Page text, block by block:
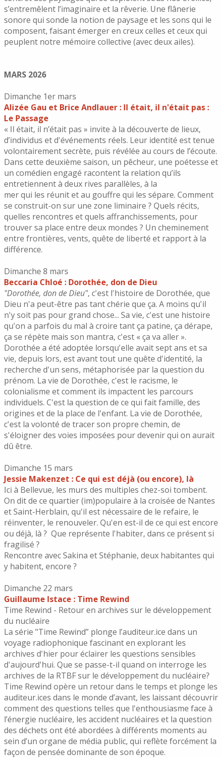
s’entremêlent l’imaginaire et la rêverie. Une flânerie
sonore qui sonde la notion de paysage et les sons qui le
composent, faisant émerger en creux celles et ceux qui
peuplent notre mémoire collective (avec deux ailes).
MARS 2026
Dimanche 1er mars
Alizée Gau et Brice Andlauer : Il était, il n'était pas :
Le Passage
« Il était, il n’était pas » invite à la découverte de lieux,
d’individus et d'événements réels. Leur identité est tenue
volontairement secrète, puis révélée au cours de l’écoute.
Dans cette deuxième saison, un pêcheur, une poétesse et
un comédien engagé racontent la relation qu’ils
entretiennent à deux rives parallèles, à la
mer qui les réunit et au gouffre qui les sépare. Comment
se construit-on sur une zone liminaire ? Quels récits,
quelles rencontres et quels affranchissements, pour
trouver sa place entre deux mondes ? Un cheminement
entre frontières, vents, quête de liberté et rapport à la
différence.
Dimanche 8 mars
Beccaria Chloé : Dorothée, don de Dieu
"Dorothée, don de Dieu", c'est l'histoire de Dorothée, que
Dieu n'a peut-être pas tant chérie que ça. A moins qu'il
n'y soit pas pour grand chose... Sa vie, c'est une histoire
qu'on a parfois du mal à croire tant ça patine, ça dérape,
ça se répète mais son mantra, c'est « ça va aller ».
Dorothée a été adoptée lorsqu'elle avait sept ans et sa
vie, depuis lors, est avant tout une quête d'identité, la
recherche d'un sens, métaphorisée par la question du
prénom. La vie de Dorothée, c'est le racisme, le
colonialisme et comment ils impactent les parcours
individuels. C'est la question de ce qui fait famille, des
origines et de la place de l'enfant. La vie de Dorothée,
c'est la volonté de tracer son propre chemin, de
s'éloigner des voies imposées pour devenir qui on aurait
dû être.
Dimanche 15 mars
Jessie Makenzet : Ce qui est déjà (ou encore), là
Ici à Bellevue, les murs des multiples chez-soi tombent.
On dit de ce quartier (im)populaire à la croisée de Nantes
et Saint-Herblain, qu'il est nécessaire de le refaire, le
réinventer, le renouveler. Qu'en est-il de ce qui est encore
ou déjà, là ? Que représente l'habiter, dans ce présent si
fragilisé ?
Rencontre avec Sakina et Stéphanie, deux habitantes qui
y habitent, encore ?
Dimanche 22 mars
Guillaume Istace : Time Rewind
Time Rewind - Retour en archives sur le développement
du nucléaire
La série "Time Rewind” plonge l’auditeur.ice dans un
voyage radiophonique fascinant en explorant les
archives d'hier pour éclairer les questions sensibles
d'aujourd'hui. Que se passe-t-il quand on interroge les
archives de la RTBF sur le développement du nucléaire?
Time Rewind opère un retour dans le temps et plonge les
auditeur.ices dans le monde d’avant, les laissant découvrir
comment des questions telles que l'enthousiasme face à
l’énergie nucléaire, les accident nucléaires et la question
des déchets ont été abordées à différents moments au
sein d’un organe de média public, qui reflète forcément la
façon de pensée dominante de son époque.